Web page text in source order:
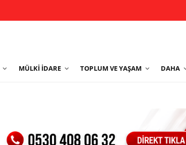
MÜLKI İDARE TOPLUM VE YAŞAM DAHA